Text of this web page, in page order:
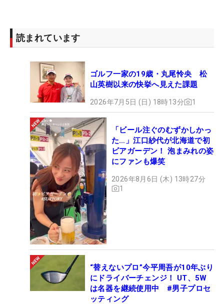
読まれています
ゴルフ一家の19歳・丸尾怜央 松
山英樹以来の快挙へ見えた課題
2026年7月5日 (日) 18時13分 1
「ビール注ぐのむずかしかっ
た…」江口紗代が北海道で初
ビアガーデン！ 泡まみれの姿
にファンも爆笑
2026年8月6日 (木) 13時27分
1
“替えないプロ”今平周吾が10年ぶり
にドライバーチェンジ！ UT、5W
は名器を継続使用中 #男子プロセ
ッティング